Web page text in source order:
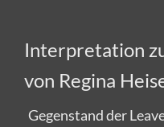
Interpretation
von Regina
Gegenstand der